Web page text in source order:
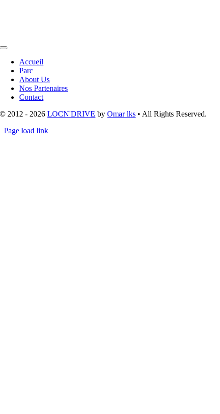
Toggle
NavigationAccueil
Parc
About Us
Nos Partenaires
Contact
© 2012 - 2026LOCN'DRIVE byOmar lks • All Rights Reserved.
Page load link